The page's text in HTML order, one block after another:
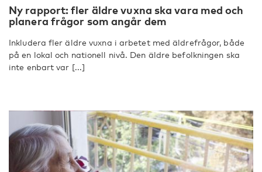
Ny rapport: fler äldre vuxna ska vara med och
planera frågor som angår dem
Inkludera fler äldre vuxna i arbetet med äldrefrågor, både
på en lokal och nationell nivå. Den äldre befolkningen ska
inte enbart var [...]